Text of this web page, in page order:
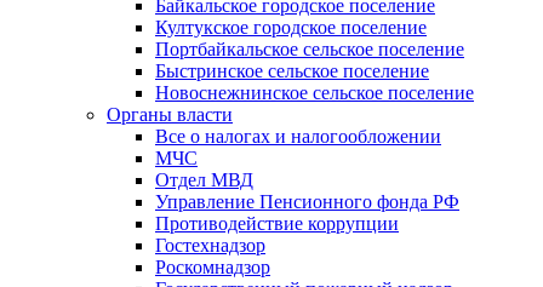
Байкальское городское поселение
Култукское городское поселение
Портбайкальское сельское поселение
Быстринское сельское поселение
Новоснежнинское сельское поселение
Органы власти
Все о налогах и налогообложении
МЧС
Отдел МВД
Управление Пенсионного фонда РФ
Противодействие коррупции
Гостехнадзор
Роскомнадзор